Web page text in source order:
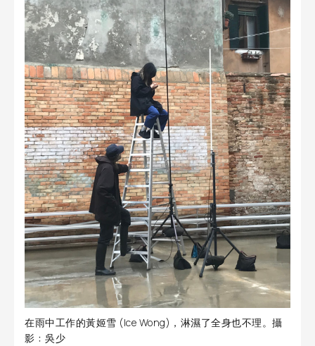
在雨中工作的黃姬雪 (Ice Wong)，淋濕了全身也不理。攝
影﹕吳少